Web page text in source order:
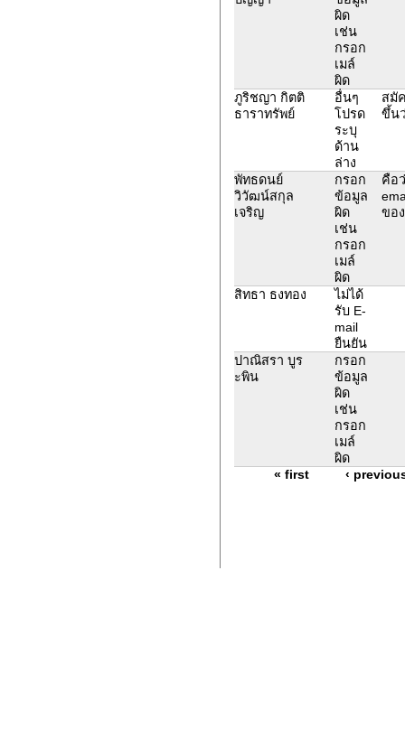
ผิด
เช่น
กรอก
เมล์
ผิด
ภูริชญา กิตติ
ธาราทรัพย์
อื่นๆ
โปรด
ระบุ
ด้าน
ล่าง
สมั
ขึ้น
พัทธดนย์
วิวัฒน์สกุล
เจริญ
กรอก
ข้อมูล
ผิด
เช่น
กรอก
เมล์
ผิด
คือ
ขอ
สิทธา ธงทอง
ไม่ได้
รับ E-
mail
ยืนยัน
ปาณิสรา บูร
ะพิน
กรอก
ข้อมูล
ผิด
เช่น
กรอก
เมล์
ผิด
« first
‹